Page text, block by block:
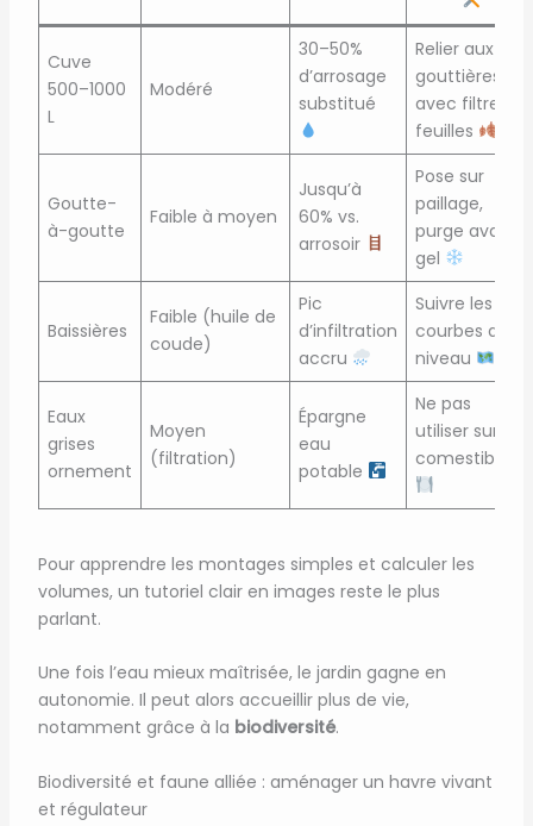
Cuve
500–1000
L
Modéré
30–50%
d’arrosage
substitué
Relier aux
gouttières
avec filtre à
feuilles
Goutte-
à-goutte
Faible à moyen
Jusqu’à
60% vs.
arrosoir
Pose sur
paillage,
purge avant
gel
Baissières
Faible (huile de
coude)
Pic
d’infiltration
accru
Suivre les
courbes de
niveau
Eaux
grises
ornement
Moyen
(filtration)
Épargne
eau
potable
Ne pas
utiliser sur
comestibles
Pour apprendre les montages simples et calculer les
volumes, un tutoriel clair en images reste le plus
parlant.
Une fois l’eau mieux maîtrisée, le jardin gagne en
autonomie. Il peut alors accueillir plus de vie,
notamment grâce à la biodiversité.
Biodiversité et faune alliée : aménager un havre vivant
et régulateur